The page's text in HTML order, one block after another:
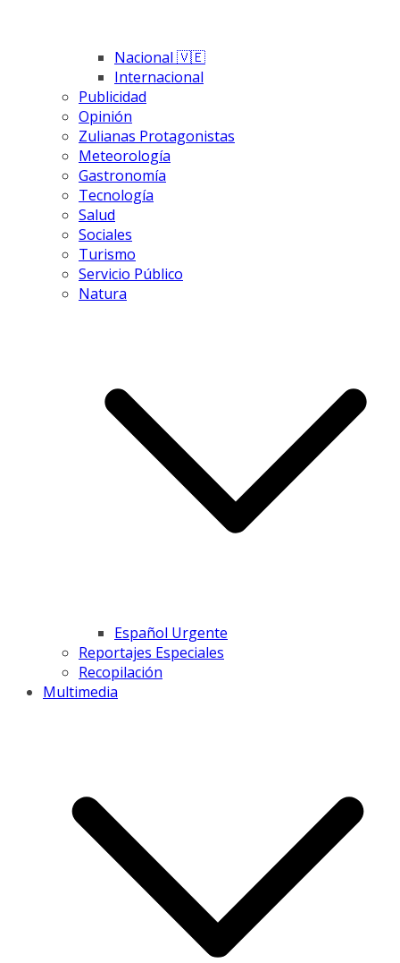
Nacional 🇻🇪
Internacional
Publicidad
Opinión
Zulianas Protagonistas
Meteorología
Gastronomía
Tecnología
Salud
Sociales
Turismo
Servicio Público
Natura
Español Urgente
Reportajes Especiales
Recopilación
Multimedia